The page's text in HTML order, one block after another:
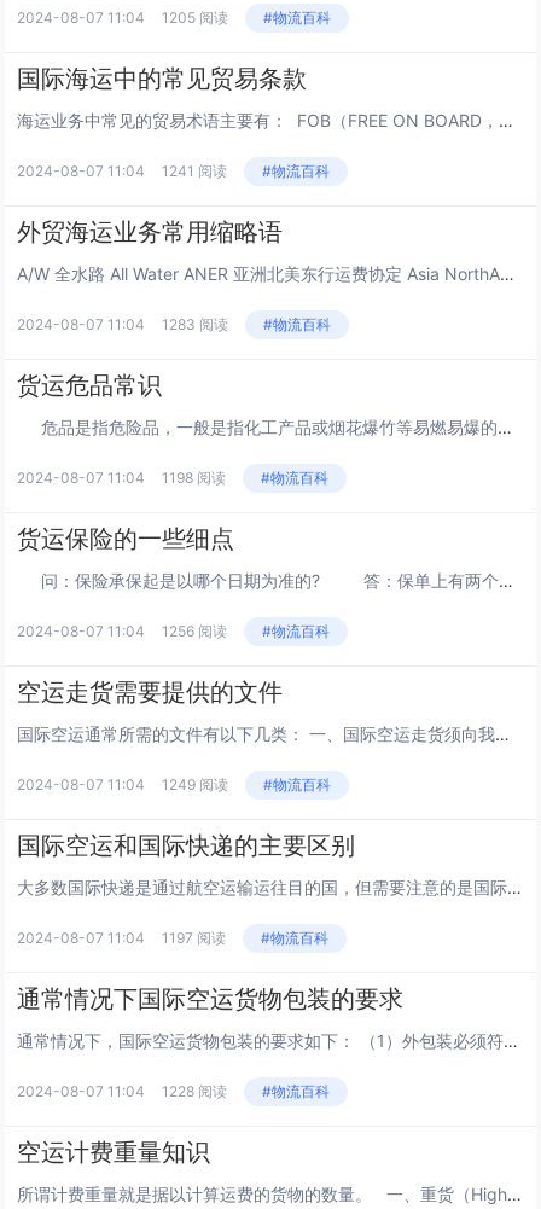
2024-08-07 11:04 1205 阅读 #物流百科
国际海运中的常见贸易条款
海运业务中常见的贸易术语主要有： FOB（FREE ON BOARD，装运港船上交货，即“离岸价”），指卖方必须在合同规定的时间内、在指定装运港将货物装到买方指定的船舶上，并负担货物越过船舷为止的所有费用和货物灭失或损...
2024-08-07 11:04 1241 阅读 #物流百科
外贸海运业务常用缩略语
A/W 全水路 All Water ANER 亚洲北美东行运费协定 Asia NorthAmerica EastboundRate B/L 海运提单 ...
2024-08-07 11:04 1283 阅读 #物流百科
货运危品常识
危品是指危险品，一般是指化工产品或烟花爆竹等易燃易爆的货物； 危险品,易燃、易爆、有强烈腐蚀性的物品的总称。 如汽油、炸药、强酸、强碱、苯、萘、赛璐珞、过氧化物等...
2024-08-07 11:04 1198 阅读 #物流百科
货运保险的一些细点
问：保险承保起是以哪个日期为准的? 答：保单上有两个日期,一个是起运日期一个是签单日期.一般以后者为准。 问：什么是保险理赔？有什么程序？ 答：理赔是发生保...
2024-08-07 11:04 1256 阅读 #物流百科
空运走货需要提供的文件
国际空运通常所需的文件有以下几类： 一、国际空运走货须向我司提供的基础文件： 1、BOOKING---订仓单（凭此文件交货进仓库） 订仓单中的信息须包含起运机场，目的机场，航空公司，发件人/收件人的公司名、地址、联系人、...
2024-08-07 11:04 1249 阅读 #物流百科
国际空运和国际快递的主要区别
大多数国际快递是通过航空运输运往目的国，但需要注意的是国际空运与国际快递其实是两种不同的运输方式，两者有何区别呢？百运网小编为您整理如下： （1）运输主体不同 国际空运的运输主体是各大航空公司，如CZ中国南方航空、EK阿联酋航...
2024-08-07 11:04 1197 阅读 #物流百科
通常情况下国际空运货物包装的要求
通常情况下，国际空运货物包装的要求如下： （1）外包装必须符合“运输工具”的适应性：如空运。 （2）外包装必须符合内装物本身的要求：如防压、抗冲击、防霉、防锈、防震、防静电等。 （3）外包装必须符...
2024-08-07 11:04 1228 阅读 #物流百科
空运计费重量知识
所谓计费重量就是据以计算运费的货物的数量。 一、重货（Highdensity cargo） 重货是指那些每6000立方厘米或每366立方英寸重量超过1千克或者每166立方英寸重量超过一磅的货物。重货的计...